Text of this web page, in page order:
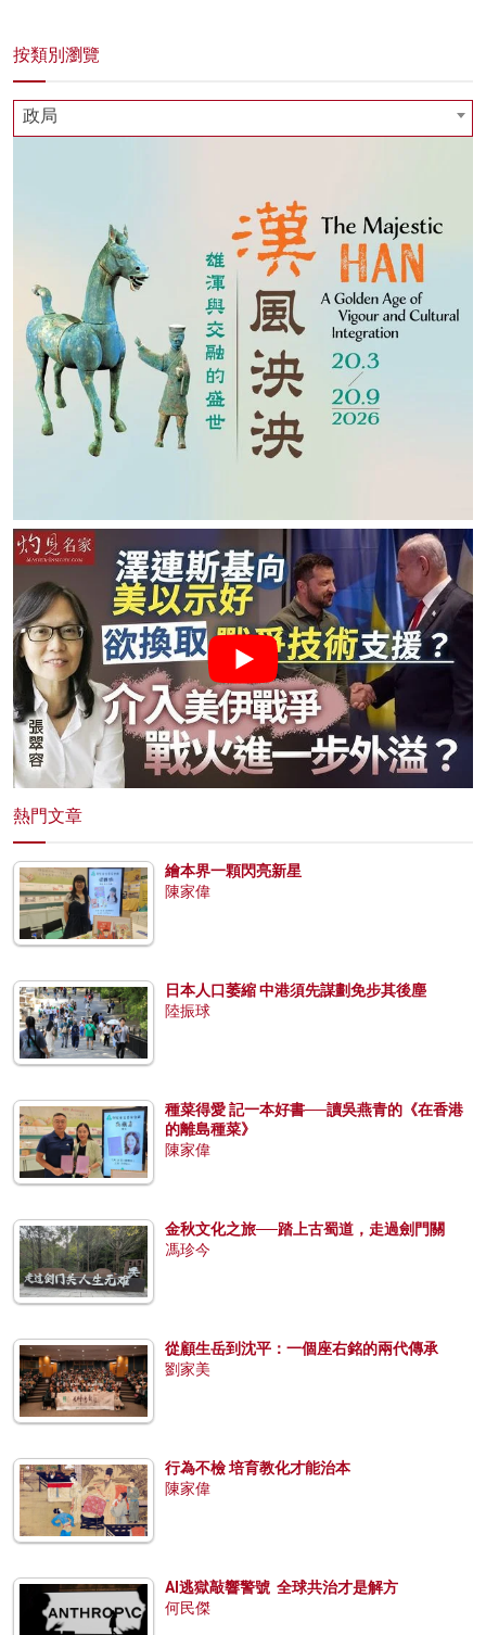
按類別瀏覽
政局
熱門文章
繪本界一顆閃亮新星
陳家偉
日本人口萎縮 中港須先謀劃免步其後塵
陸振球
種菜得愛 記一本好書──讀吳燕青的《在香港
的離島種菜》
陳家偉
金秋文化之旅──踏上古蜀道，走過劍門關
馮珍今
從顧生岳到沈平：一個座右銘的兩代傳承
劉家美
行為不檢 培育教化才能治本
陳家偉
AI逃獄敲響警號 全球共治才是解方
何民傑